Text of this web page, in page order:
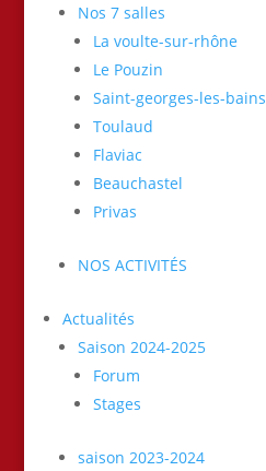
Nos 7 salles
La voulte-sur-rhône
Le Pouzin
Saint-georges-les-bains
Toulaud
Flaviac
Beauchastel
Privas
NOS ACTIVITÉS
Actualités
Saison 2024-2025
Forum
Stages
saison 2023-2024